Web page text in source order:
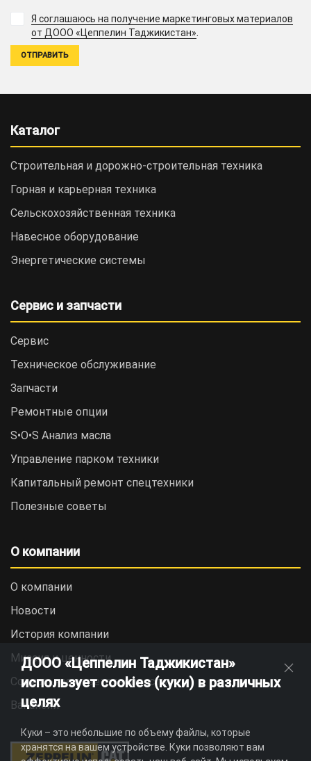
Я соглашаюсь на получение маркетинговых материалов
от ДООО «Цеппелин Таджикистан».
Каталог
Строительная и дорожно-cтроительная техника
Горная и карьерная техника
Сельскохозяйственная техника
Навесное оборудование
Энергетические системы
Сервис и запчасти
Сервис
Техническое обслуживание
Запчасти
Ремонтные опции
S•O•S Анализ масла
Управление парком техники
Капитальный ремонт спецтехники
Полезные советы
О компании
О компании
Новости
История компании
Миссия и ценности
Социальная ответственность
Вакансии
ДООО «Цеппелин Таджикистан»
использует cookies (куки) в различных
целях
Куки – это небольшие по объему файлы, которые
хранятся на вашем устройстве. Куки позволяют вам